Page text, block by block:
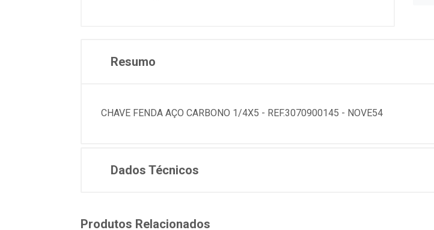
Resumo
CHAVE FENDA AÇO CARBONO 1/4X5 - REF.3070900145 - NOVE54
Dados Técnicos
Produtos Relacionados